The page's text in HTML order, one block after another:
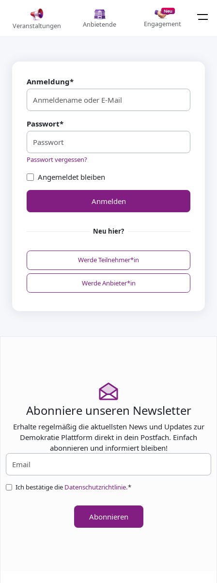
Veranstaltungen Anbietende
Neu
Engagement
Anmeldung*
Passwort*
Passwort vergessen?
Angemeldet bleiben
Anmelden
Neu hier?
Werde Teilnehmer*in
Werde Anbieter*in
Abonniere unseren Newsletter
Erhalte regelmäßig die aktuellsten News und Updates zur
Demokratie Plattform direkt in dein Postfach. Einfach
abonnieren und informiert bleiben!
Ich bestätige die Datenschutzrichtlinie.*
Abonnieren